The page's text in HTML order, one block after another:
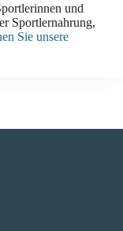
und
Sportlernahrung,
Sie unsere